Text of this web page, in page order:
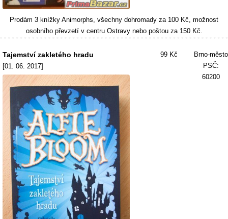
Prodám 3 knížky Animorphs, všechny dohromady za 100 Kč, možnost
osobního převzetí v centru Ostravy nebo poštou za 150 Kč.
Tajemství zakletého hradu
[01. 06. 2017]
99 Kč
Brno-město
PSČ:
60200